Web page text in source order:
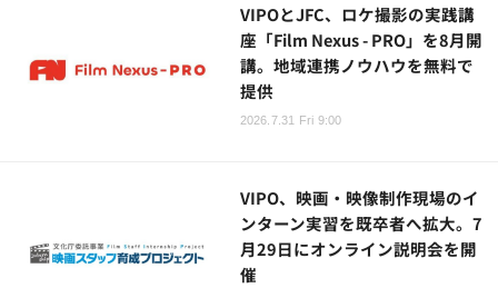
VIPOとJFC、ロケ撮影の実践講
座「Film Nexus - PRO」を8月開
講。地域連携ノウハウを無料で
提供
2026.7.31 Fri 9:00
VIPO、映画・映像制作現場のイ
ンターン実習を既卒者へ拡大。7
月29日にオンライン説明会を開
催